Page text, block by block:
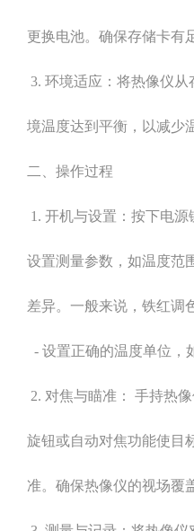
更换电池。确保存储卡有
3. 环境适应：将热像仪
境温度达到平衡，以减少
二、操作过程
1. 开机与设置：按下电
设置测量参数，如温度范
差异。一般来说，铁红调
- 设置正确的温度单位
2. 对焦与瞄准： 手持热
旋钮或自动对焦功能使目
准。确保热像仪的视场覆